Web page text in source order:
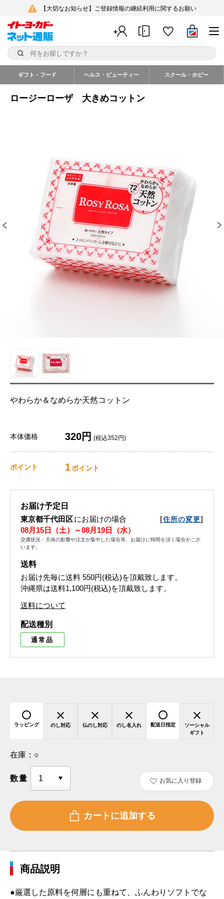
【大切なお知らせ】ご登録情報の継続利用に関するお願い
ギフト・フード ヘルス・ビューティー スクール・ホビー
ロージーローザ 大きめコットン
やわらか＆なめらか天然コットン
本体価格 320円 (税込352円)
ポイント 1ポイント
お届け予定日
東京都千代田区にお届けの場合 [住所の変更]
08月15日（土）～08月19日（水）
交通状況・天候の影響や注文が集中した場合等、お届けに時間を頂く場合がござ
います。
送料
お届け先毎に送料 550円(税込)を頂戴致します。
沖縄県は送料1,100円(税込)を頂戴致します。
送料について
配送種別
通常品
ラッピング のし対応 仏のし対応 のし名入れ 配送日指定
ソーシャル
ギフト
在庫： ○
数量 お気に入り登録
商品説明
●厳選した原料を何層にも重ねて、ふんわりソフトでな